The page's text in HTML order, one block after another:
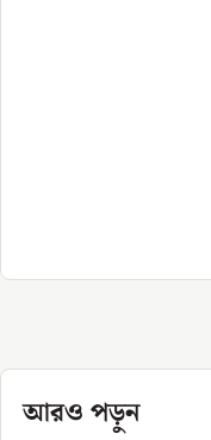
আরও পড়ুন